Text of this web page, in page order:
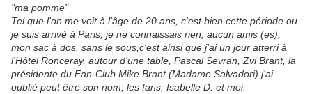
"ma pomme"
Tel que l'on me voit à l'âge de 20 ans, c'est bien cette période ou
je suis arrivé à Paris, je ne connaissais rien, aucun amis (es),
mon sac à dos, sans le sous,c'est ainsi que j'ai un jour atterri à
l'Hôtel Ronceray, autour d'une table, Pascal Sevran, Zvi Brant, la
présidente du Fan-Club Mike Brant (Madame Salvadori) j'ai
oublié peut être son nom; les fans, Isabelle D. et moi.